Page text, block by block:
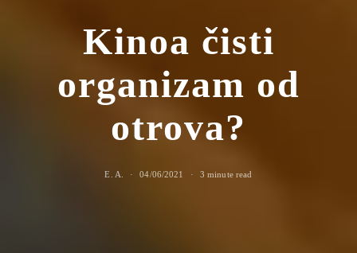
Kinoa čisti
organizam od
otrova?
E. A. 04/06/2021 3 minute read